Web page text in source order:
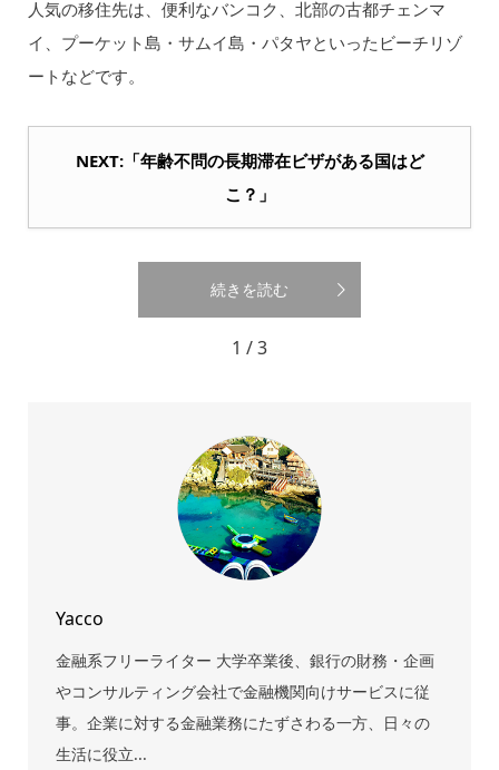
人気の移住先は、便利なバンコク、北部の古都チェンマ
イ、プーケット島・サムイ島・パタヤといったビーチリゾ
ートなどです。
NEXT:「年齢不問の長期滞在ビザがある国はど
こ？」
続きを読む
1 / 3
Yacco
金融系フリーライター 大学卒業後、銀行の財務・企画
やコンサルティング会社で金融機関向けサービスに従
事。企業に対する金融業務にたずさわる一方、日々の
生活に役立...